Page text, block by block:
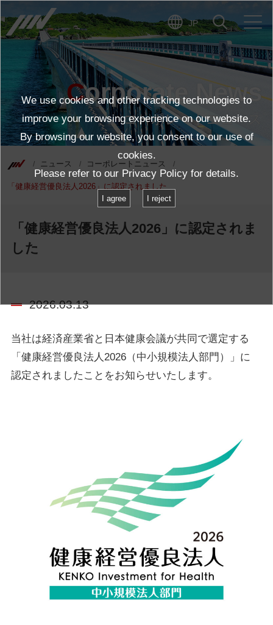
JP
Corporate News
コーポレートニュース
ニュース コーポレートニュース
「健康経営優良法人2026」に認定されました
「健康経営優良法人2026」に認定されま
した
2026.03.13
当社は経済産業省と日本健康会議が共同で選定する
「健康経営優良法人2026（中小規模法人部門）」に
認定されましたことをお知らせいたします。
We use cookies and other tracking technologies to
improve your browsing experience on our website.
By browsing our website, you consent to our use of
cookies.
Please refer to our Privacy Policy for details.
I agree I reject